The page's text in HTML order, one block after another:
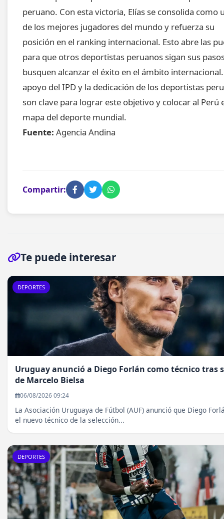
peruano. Con esta victoria, Elías se consolida como
de los mejores jugadores del mundo y refuerza su
posición en el ranking internacional. Esto abre las
para que otros deportistas peruanos sigan sus
busquen alcanzar el éxito en el ámbito
apoyo del IPD y la dedicación de los deportistas
son clave para lograr este objetivo y colocar al Perú
mapa del deporte mundial.
Fuente: Agencia Andina
Compartir:
Te puede interesar
DEPORTES
Uruguay anunció a Diego Forlán como técnico tras
de Marcelo Bielsa
06/08/2026 09:24
La Asociación Uruguaya de Fútbol (AUF) anunció que Diego
el nuevo técnico de la selección...
DEPORTES